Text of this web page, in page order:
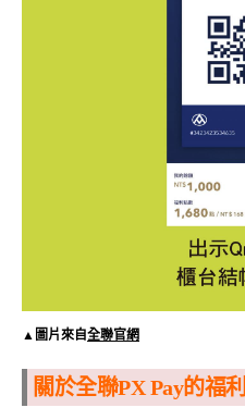
▲圖片來自全聯官網
關於全聯PX Pay的福利